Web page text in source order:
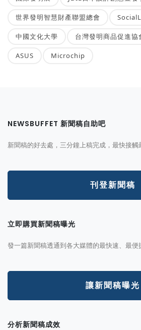
世界發明智慧財產聯盟總會
中國文化大學 台灣發明商品促進協
ASUS Microchip
NEWSBUFFET 新聞稿自助吧
新聞稿的好去處，三分鐘上稿完成，最快接觸
刊登新聞稿
立即購買新聞稿曝光
發一篇新聞稿透通到各大媒體的最快速、最便
讓新聞稿曝光
分析新聞稿成效